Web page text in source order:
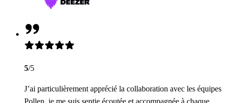
5/5
J’ai particulièrement apprécié la collaboration avec les équipes
Pollen, je me suis sentie écoutée et accompagnée à chaque